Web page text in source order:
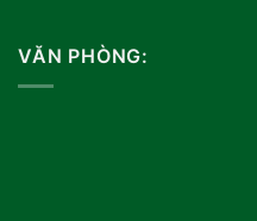
VĂN PHÒNG: